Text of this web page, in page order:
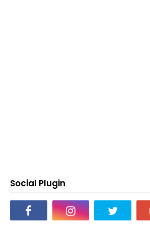
Social Plugin